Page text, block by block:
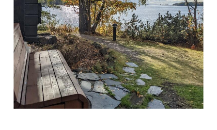
-Miesten päivät tiistai, keskiviikko,
perjantai ja lauantai
-Kuukauden ensimmäinen lauantai on on
jaettu lauantai